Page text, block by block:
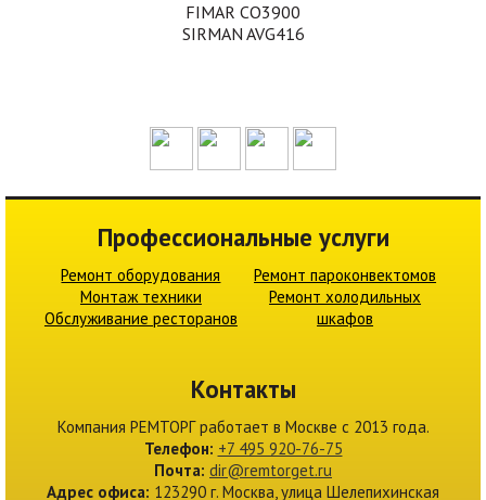
FIMAR CO3900
SIRMAN AVG416
Контакты
Компания РЕМТОРГработает в Москве c 2013 года.
Телефон: +7 495 920-76-75
Почта: dir@remtorget.ru
Адрес офиса: 123290 г. Москва,улица Шелепихинская
Профессиональные услуги
Ремонт оборудования
Монтаж техники
Обслуживание ресторанов
Ремонт пароконвектомов
Ремонт холодильных
шкафов